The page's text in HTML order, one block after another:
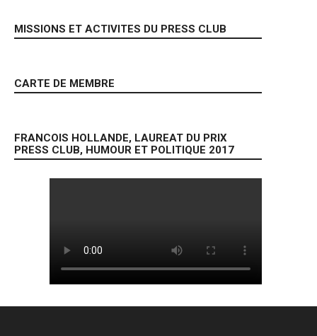
MISSIONS ET ACTIVITES DU PRESS CLUB
CARTE DE MEMBRE
FRANCOIS HOLLANDE, LAUREAT DU PRIX
PRESS CLUB, HUMOUR ET POLITIQUE 2017